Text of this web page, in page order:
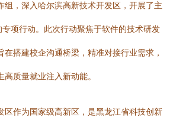
组，深入哈尔滨高新技术开发区，开展了主
专项行动。此次行动聚焦于软件的技术研发
搭建校企沟通桥梁，精准对接行业需求，
质量就业注入新动能。
区作为国家级高新区，是黑龙江省科技创新